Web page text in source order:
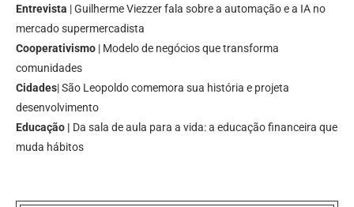
Entrevista | Guilherme Viezzer fala sobre a automação e a IA no
mercado supermercadista
Cooperativismo | Modelo de negócios que transforma
comunidades
Cidades| São Leopoldo comemora sua história e projeta
desenvolvimento
Educação | Da sala de aula para a vida: a educação financeira que
muda hábitos